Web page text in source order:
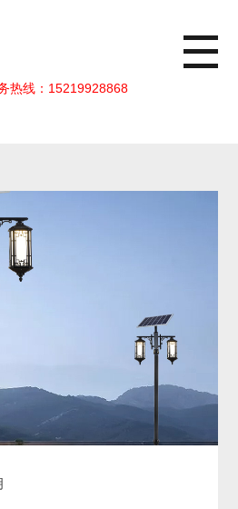
热线：15219928868